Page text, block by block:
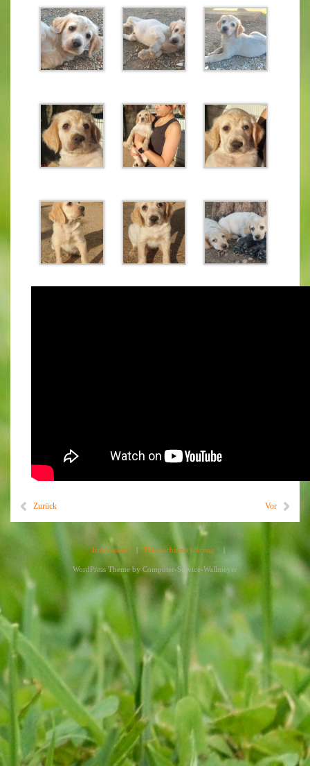
Zurück Vor
Impressum | Datenschutzerklärung |
WordPress Theme by Computer-Service-Wallmeyer